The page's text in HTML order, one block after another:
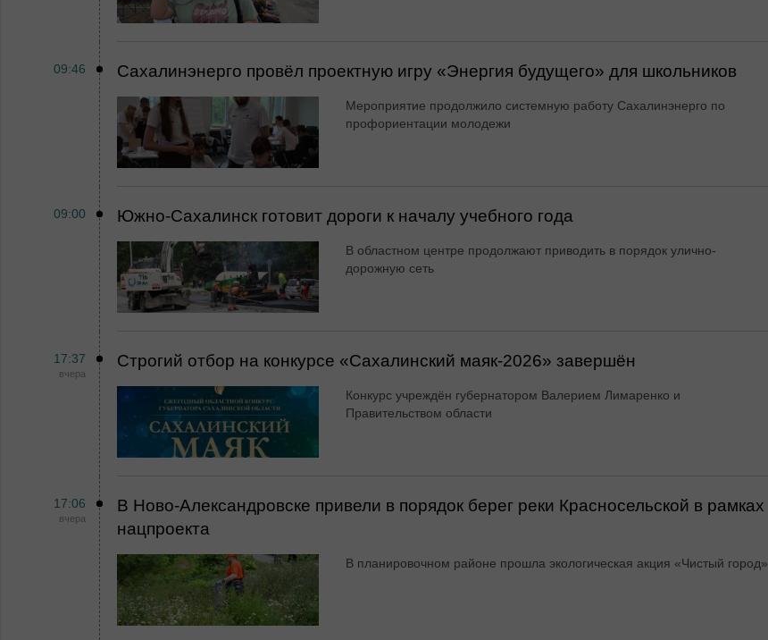
09:46 Сахалинэнерго провёл проектную игру «Энергия будущего» для школьников
Мероприятие продолжило системную работу Сахалинэнерго по
профориентации молодежи
09:00 Южно-Сахалинск готовит дороги к началу учебного года
В областном центре продолжают приводить в порядок улично-
дорожную сеть
17:37
вчера
Строгий отбор на конкурсе «Сахалинский маяк‑2026» завершён
Конкурс учреждён губернатором Валерием Лимаренко и
Правительством области
17:06
вчера
В Ново-Александровске привели в порядок берег реки Красносельской в рамках
нацпроекта
В планировочном районе прошла экологическая акция «Чистый город»